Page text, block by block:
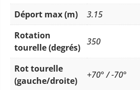
Déport max (m)
3.15
Rotation
tourelle (degrés)
350
Rot tourelle
(gauche/droite)
+70° / -70°